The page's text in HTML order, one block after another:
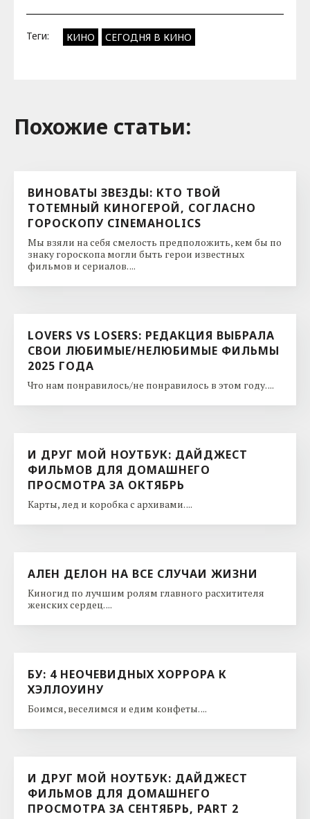
Теги: КИНО СЕГОДНЯ В КИНО
Похожие cтатьи:
ВИНОВАТЫ ЗВЕЗДЫ: КТО ТВОЙ
ТОТЕМНЫЙ КИНОГЕРОЙ, СОГЛАСНО
ГОРОСКОПУ CINEMAHOLICS
Мы взяли на себя смелость предположить, кем бы по
знаку гороскопа могли быть герои известных
фильмов и сериалов. ...
LOVERS VS LOSERS: РЕДАКЦИЯ ВЫБРАЛА
СВОИ ЛЮБИМЫЕ/НЕЛЮБИМЫЕ ФИЛЬМЫ
2025 ГОДА
Что нам понравилось/не понравилось в этом году. ...
И ДРУГ МОЙ НОУТБУК: ДАЙДЖЕСТ
ФИЛЬМОВ ДЛЯ ДОМАШНЕГО
ПРОСМОТРА ЗА ОКТЯБРЬ
Карты, лед и коробка с архивами. ...
АЛЕН ДЕЛОН НА ВСЕ СЛУЧАИ ЖИЗНИ
Киногид по лучшим ролям главного расхитителя
женских сердец. ...
БУ: 4 НЕОЧЕВИДНЫХ ХОРРОРА К
ХЭЛЛОУИНУ
Боимся, веселимся и едим конфеты. ...
И ДРУГ МОЙ НОУТБУК: ДАЙДЖЕСТ
ФИЛЬМОВ ДЛЯ ДОМАШНЕГО
ПРОСМОТРА ЗА СЕНТЯБРЬ, PART 2